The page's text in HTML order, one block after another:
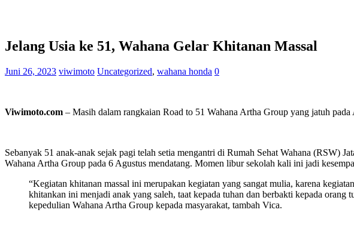
Jelang Usia ke 51, Wahana Gelar Khitanan Massal
Juni 26, 2023 viwimoto Uncategorized, wahana honda 0
Viwimoto.com – Masih dalam rangkaian Road to 51 Wahana Artha Group yang jatuh
Sebanyak 51 anak-anak sejak pagi telah setia mengantri di Rumah Sehat Wahana (RSW)
Wahana Artha Group pada 6 Agustus mendatang. Momen libur sekolah kali ini jadi
“Kegiatan khitanan massal ini merupakan kegiatan yang sangat mulia, karena
khitankan ini menjadi anak yang saleh, taat kepada tuhan dan berbakti kepada
kepedulian Wahana Artha Group kepada masyarakat, tambah Vica.